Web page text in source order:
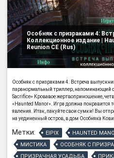
Особняк с призраками 4:
Коллекционное издание |
Reunion CE (Rus)
Особняк с призраками 4. Встреча
паранормальный триллер, напоминающий
Sacrifice» Кровавое жертвоприношение,
«Haunted Manor». Игра должна
явления. Итак, пакуйте свои сумки! Вы
на уединенный остров, в дом Особняка
Метки: EIPIX HAUNTED
МИСТИКА
ОСОБНЯК С
ПРИЗРАЧНАЯ УСАДЬБА